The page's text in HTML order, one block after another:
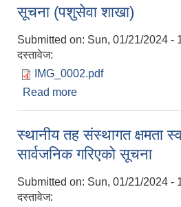
सूचना (पशुसेवा शाखा)
Submitted on: Sun, 01/21/2024 -
दस्तावेज:
IMG_0002.pdf
Read more
स्थानीय तह संस्थागत क्षमता
सार्वजनिक गरिएको सूचना
Submitted on: Sun, 01/21/2024 -
दस्तावेज: